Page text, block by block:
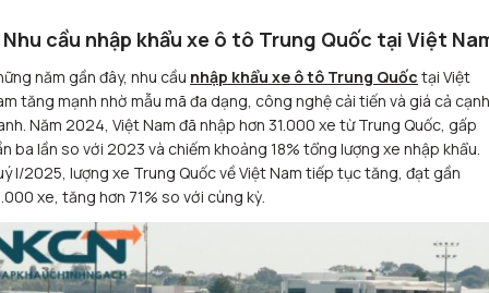
Nhu cầu nhập khẩu xe ô tô Trung Quốc tại Việt
năm gần đây, nhu cầu nhập khẩu xe ô tô Trung Quốc tại Việt
tăng mạnh nhờ mẫu mã đa dạng, công nghệ cải tiến và giá cả cạnh
Năm 2024, Việt Nam đã nhập hơn 31.000 xe từ Trung Quốc, gấp
ba lần so với 2023 và chiếm khoảng 18% tổng lượng xe nhập khẩu.
I/2025, lượng xe Trung Quốc về Việt Nam tiếp tục tăng, đạt gần
xe, tăng hơn 71% so với cùng kỳ.